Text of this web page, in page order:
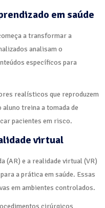
em saúde
a transformar a
analisam o
específicos para
realísticos que reproduzem
treina a tomada de
pacientes em risco.
virtual
(AR) e a realidade virtual (VR)
a prática em saúde. Essas
em ambientes controlados.